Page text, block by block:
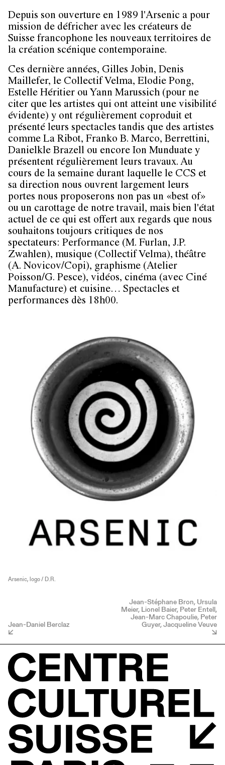
Depuis son ouverture en 1989 l'Arsenic a pour
mission de défricher avec les créateurs de
Suisse francophone les nouveaux territoires de
la création scénique contemporaine.
Ces dernière années, Gilles Jobin, Denis
Maillefer, le Collectif Velma, Elodie Pong,
Estelle Héritier ou Yann Marussich (pour ne
citer que les artistes qui ont atteint une visibilité
évidente) y ont régulièrement coproduit et
présenté leurs spectacles tandis que des artistes
comme La Ribot, Franko B. Marco, Berrettini,
Danielkle Brazell ou encore Ion Munduate y
présentent régulièrement leurs travaux. Au
cours de la semaine durant laquelle le CCS et
sa direction nous ouvrent largement leurs
portes nous proposerons non pas un «best of»
ou un carottage de notre travail, mais bien l'état
actuel de ce qui est offert aux regards que nous
souhaitons toujours critiques de nos
spectateurs: Performance (M. Furlan, J.P.
Zwahlen), musique (Collectif Velma), théâtre
(A. Novicov/Copi), graphisme (Atelier
Poisson/G. Pesce), vidéos, cinéma (avec Ciné
Manufacture) et cuisine… Spectacles et
performances dès 18h00.
Arsenic, logo / D.R.
Jean-Daniel Berclaz
Jean-Stéphane Bron, Ursula
Meier, Lionel Baier, Peter Entell,
Jean-Marc Chapoulie, Peter
Guyer, Jacqueline Veuve